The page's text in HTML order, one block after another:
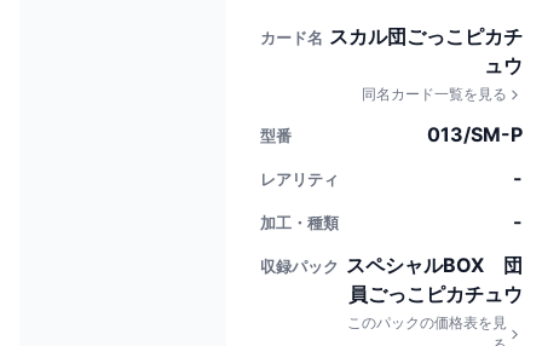
カード名 スカル団ごっこピカチ
ュウ
同名カード一覧を見る
型番 013/SM-P
レアリティ -
加工・種類 -
収録パック スペシャルBOX 団
員ごっこピカチュウ
このパックの価格表を見